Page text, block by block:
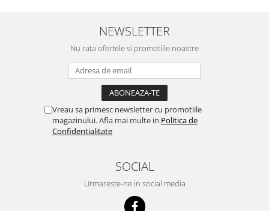
NEWSLETTER
Nu rata ofertele si promotiile noastre
Vreau sa primesc newsletter cu promotiile
magazinului. Afla mai multe in Politica de
Confidentialitate
SOCIAL
Urmareste-ne in social media